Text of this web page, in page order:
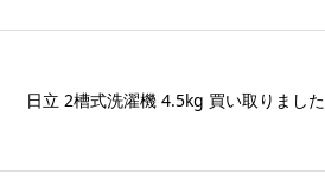
日立 2槽式洗濯機 4.5kg 買い取りました